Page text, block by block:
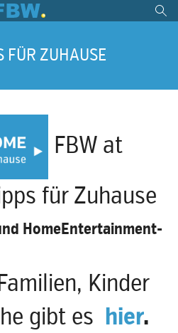
FÜR ZUHAUSE
FBW at
für Zuhause
HomeEntertainment-
Kinder
gibt es hier.